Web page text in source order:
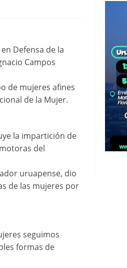
Defensa de la
Campos
de mujeres afines
de la Mujer.
la impartición de
del
uruapense, dio
de las mujeres por
seguimos
formas de